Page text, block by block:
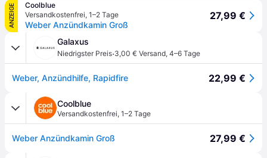
ANZEIGE
Coolblue
Versandkostenfrei, 1–2 Tage
Weber Anzündkamin Groß
27,99 €
Galaxus
Niedrigster Preis·3,00 € Versand, 4–6 Tage
Weber, Anzündhilfe, Rapidfire 22,99 €
Coolblue
Versandkostenfrei, 1–2 Tage
Weber Anzündkamin Groß 27,99 €